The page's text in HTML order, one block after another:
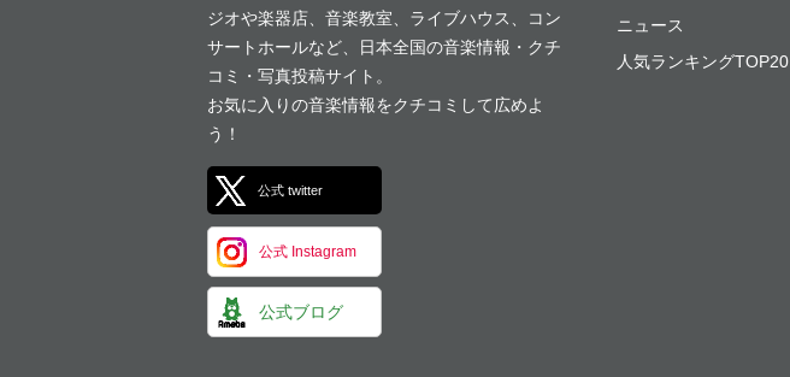
ジオや楽器店、音楽教室、ライブハウス、コン
サートホールなど、日本全国の音楽情報・クチ
コミ・写真投稿サイト。
お気に入りの音楽情報をクチコミして広めよ
う！
公式 twitter
公式 Instagram
公式ブログ
ニュース
人気ランキングTOP20